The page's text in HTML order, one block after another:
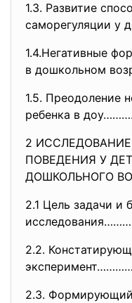
1.3. Развитие
саморегуляции у
1.4.Негативные
в дошкольном
1.5. Преодоление
ребенка в
2
ПОВЕДЕНИЯ У
ДОШКОЛЬНОГО
2.1 Цель задачи и
2.2.
2.3.